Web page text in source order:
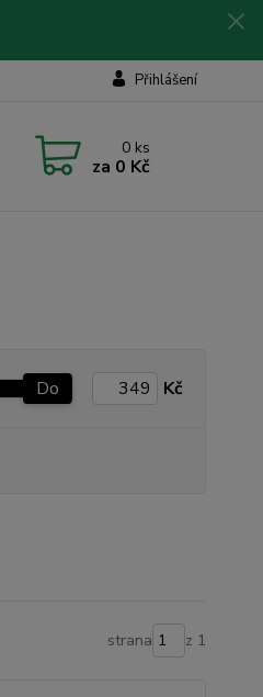
Přihlášení
0 ks
za 0 Kč
Do Kč
strana z 1